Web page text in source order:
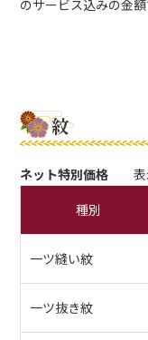
のサービス込みの金額
紋
ネット特別価格 表示
種別
一ツ縫い紋
一ツ抜き紋